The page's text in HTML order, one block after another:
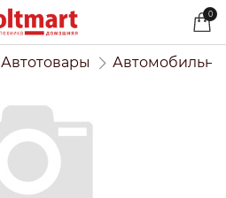
0
Автотовары